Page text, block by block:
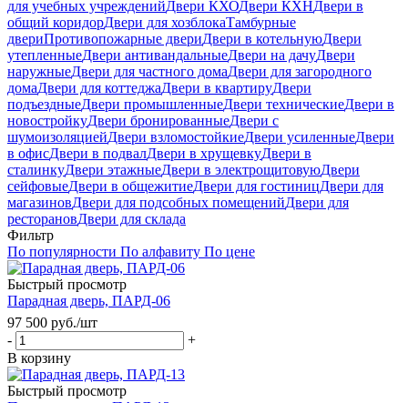
для учебных учрежденийДвери КХОДвери КХНДвери в
общий коридорДвери для хозблокаТамбурные
двериПротивопожарные двериДвери в котельнуюДвери
утепленныеДвери антивандальныеДвери на дачуДвери
наружныеДвери для частного домаДвери для загородного
домаДвери для коттеджаДвери в квартируДвери
подъездныеДвери промышленныеДвери техническиеДвери в
новостройкуДвери бронированныеДвери с
шумоизоляциейДвери взломостойкиеДвери усиленныеДвери
в офисДвери в подвалДвери в хрущевкуДвери в
сталинкуДвери этажныеДвери в электрощитовуюДвери
сейфовыеДвери в общежитиеДвери для гостиницДвери для
магазиновДвери для подсобных помещенийДвери для
ресторановДвери для склада
Фильтр
По популярности По алфавиту По цене
Быстрый просмотр
Парадная дверь, ПАРД-06
97 500 руб./шт
-
+
В корзину
Быстрый просмотр